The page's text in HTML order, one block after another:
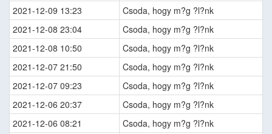
2021-12-09 13:23
Csoda, hogy m?g ?l?nk
2021-12-08 23:04
Csoda, hogy m?g ?l?nk
2021-12-08 10:50
Csoda, hogy m?g ?l?nk
2021-12-07 21:50
Csoda, hogy m?g ?l?nk
2021-12-07 09:23
Csoda, hogy m?g ?l?nk
2021-12-06 20:37
Csoda, hogy m?g ?l?nk
2021-12-06 08:21
Csoda, hogy m?g ?l?nk